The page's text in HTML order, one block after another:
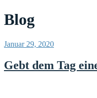
Blog
Veröffentlicht
Januar 29, 2020
Gebt dem Tag